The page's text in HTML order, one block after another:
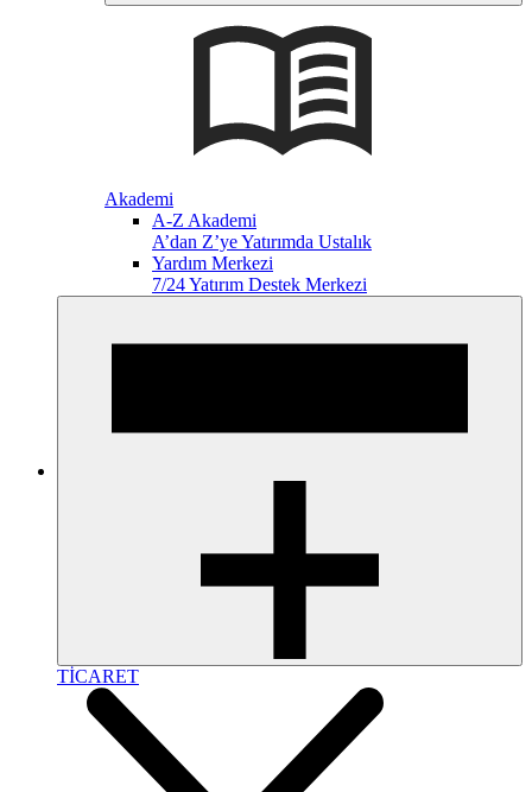
Akademi
A-Z Akademi
A’dan Z’ye Yatırımda Ustalık
Yardım Merkezi
7/24 Yatırım Destek Merkezi
TİCARET